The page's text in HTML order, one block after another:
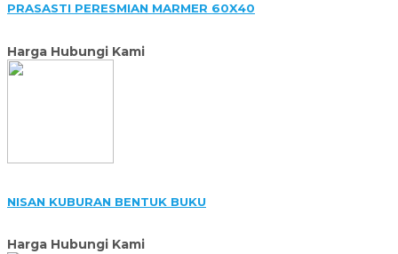
PRASASTI PERESMIAN MARMER 60X40
Harga Hubungi Kami
NISAN KUBURAN BENTUK BUKU
Harga Hubungi Kami